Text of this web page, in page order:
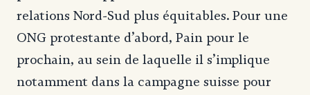
relations Nord-Sud plus équitables. Pour une
ONG protestante d’abord, Pain pour le
prochain, au sein de laquelle il s’implique
notamment dans la campagne suisse pour